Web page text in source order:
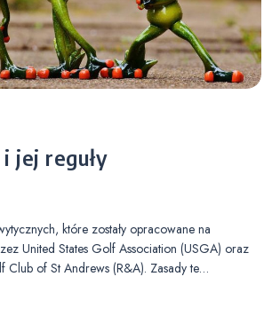
jej reguły
które zostały opracowane na
United States Golf Association (USGA) oraz
Club of St Andrews (R&A). Zasady te…